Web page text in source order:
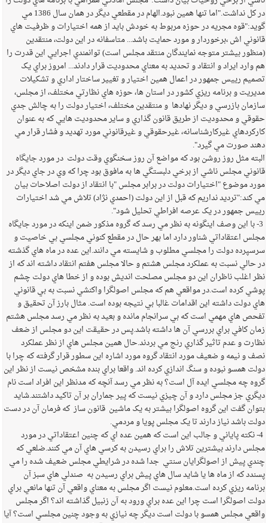
در کل نداشت."اما تنها همين نبود.الهام در مقطعي ديگر در همان سال 1386 مي
گويد:"قوه مجريه در حوزه مربوط به خودش بايد از همه اختيارات و ظرفيت هاي
قانوني اش ،برخوردار و مورد حمايت باشد... متاسفانه در اين دولت، منتقدين
(منظور بيشتر متوجه نمايندگان منتقد مجلس است) توانمندي اجرايي اين قدرت را
هم وارد ايراد و انتقاد و تحديد به معناي محدوديت قرار دادند... امروز براي يک
تصميم رييس جمهور در اعمال همين اختيار و تغيير ساختار اداري و تشکيلات
مديريت و برنامه ريزي کشور در استان ها، حوزه هاي نظارتي مختلف، از مجلس،
سازمان بازرسي و ديگر نهادها و منتقدين مختلف، اختيار دولت را به چالش جدي
حقوقي و محدوديت از طريق قانون گذاري و ساير محدوديت هايي که به عنوان
کارکردهاي غيرکارشناسانه، غيرحقوقي و غيرقانوني مورد تهديد و فشار قرار مي
دهند صورت مي گيرد".
البته مثل روز روشن بود که مواضع آن روز سخنگوي وقت دولت در مورد جايگاه
قانوني مجلس ناشي از برخي دلبستگي ها به مافوق بود چرا که وي در جاي ديگر در
مورد موضوع "اختيارات دولت در برابر مجلس "با انتقاد از دولت اصلاحات بيان
مي کند:"ترديد نداريم که قبل از اين دولت (احمدي نژاد) تلاش مي شد اختيارات
رييس جمهور در يک عرصه افراطي تحليل شود".
3- با اين وصف اينگونه به نظر مي رسد که گروه مذکور ضمن اينکه در مورد جايگاه
مجلس اعتقاداتي شناور دارد اما بهر حال در مقطع کنوني مجلسي بي خاصيت و
سرسپرده دولت را مجلسي مطلوب و شايسته مي دانند.اين عده در ماه هاي گذشته
در حالي نسبت به عملکرد مجلس هشتم و حالا مجلس هفتم انتقاد داشته اند که از
نظر اغلب ناظران اين دو مجلس مصلحت انديش بوده و از خطا هاي دولت چشم
پوشي کرده است.در مواقعي هم که مجلس اصولگرا واکنشي نسبت به بي قانوني
هاي دولت داشته اين اقدامات غالبا بي نتيجه بوده است. مثال بارز آن تحقيق و
تفحص هاي مهمي است که بي سرانجام مانده و بعيد به نظر مي رسد مجلس هشتم
زمان کافي براي بررسي آن ها داشته باشد.پس در حقيقت اين دو مجلس از ضعف
نظارت و عدم تاثير گذاري رنج مي بردند.حال همين مجلس هاي از نظر عملکرد
نصف و نيمه و ضعيف مورد انتقاد گروه مورد اشاره اين سطور قرار گرفته که چرا با
دولت همسو نبوده و سنگ اندازي کرده اند. واقعا براي بنده مشخص نيست از نظر اين
گروه چه مجلسي ايده آل است؟ به نظر مي رسد آنچه که مدنظر اين افراد است نام
ديگري جز مجلس دارد و آن چيزي نيست که پير جماران بر آن تاکيد داشتند.شايد
بتوان گفت اين گروه اصولگرا بيشتر به يک ماشين قانون ساز که فرمان آن در دست
دولت باشد نياز دارند تا يک مجلس پويا و مردمي.
4- نکته پاياني و جالب اين است که همين عده اي که چنين اعتقاداتي در مورد
مجلس دارند بيشترين تلاش را براي رسيدن به کرسي هاي آن مي کنند.ضلعي که
چندي پيش از اصولگرايان سنتي جدا شده در شرايطي مجلس ضعيف شده را مي
پسندد که از ماه ها يا شايد سال هاي پيش براي رسيدن به صندلي هاي سبز آن
برنامه ريزي کرده است.معلوم نيست اگر مجلس به معناي واقعي آن تنها مانعي براي
دولت اصولگرا است چرا اين عده براي ورود به آن زنبيل گذاشته اند؟ اگر مجلس
واقعي مجلس همسو با دولت است ديگر چه نيازي به وجود چنين مجلسي است؟ آيا